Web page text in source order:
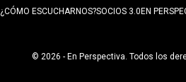
¿CÓMO ESCUCHARNOS?SOCIOS 3.0 EN
© 2026 - En Perspectiva. Todos los